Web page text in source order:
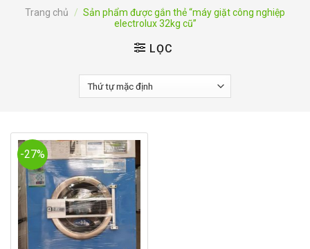
Trang chủ / Sản phẩm được gắn thẻ “máy giặt công nghiệp
electrolux 32kg cũ”
LỌC
-27%